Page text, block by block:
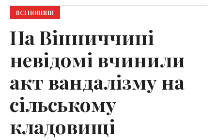
ВСІ НОВИНИ
На Вінниччині
невідомі вчинили
акт вандалізму на
сільському
кладовищі